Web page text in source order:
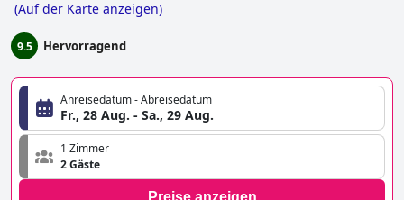
(Auf der Karte anzeigen)
9.5 Hervorragend
Anreisedatum - Abreisedatum
Fr., 28 Aug. - Sa., 29 Aug.
1 Zimmer
2 Gäste
Preise anzeigen